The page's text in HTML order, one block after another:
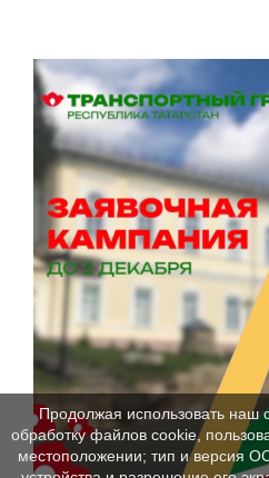
Продолжая использовать наш
обработку файлов cookie,
местоположении; тип и версия